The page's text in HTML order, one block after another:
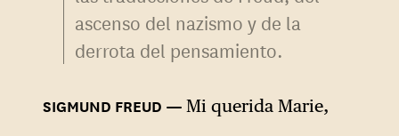
ascenso del nazismo y de la
derrota del pensamiento.
Mi querida Marie,